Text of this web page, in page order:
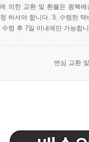
의한 교환 및 환불은 왕복
하셔야 합니다. 3. 수령한
령 후 7일 이내에만 가능합
변심 교환